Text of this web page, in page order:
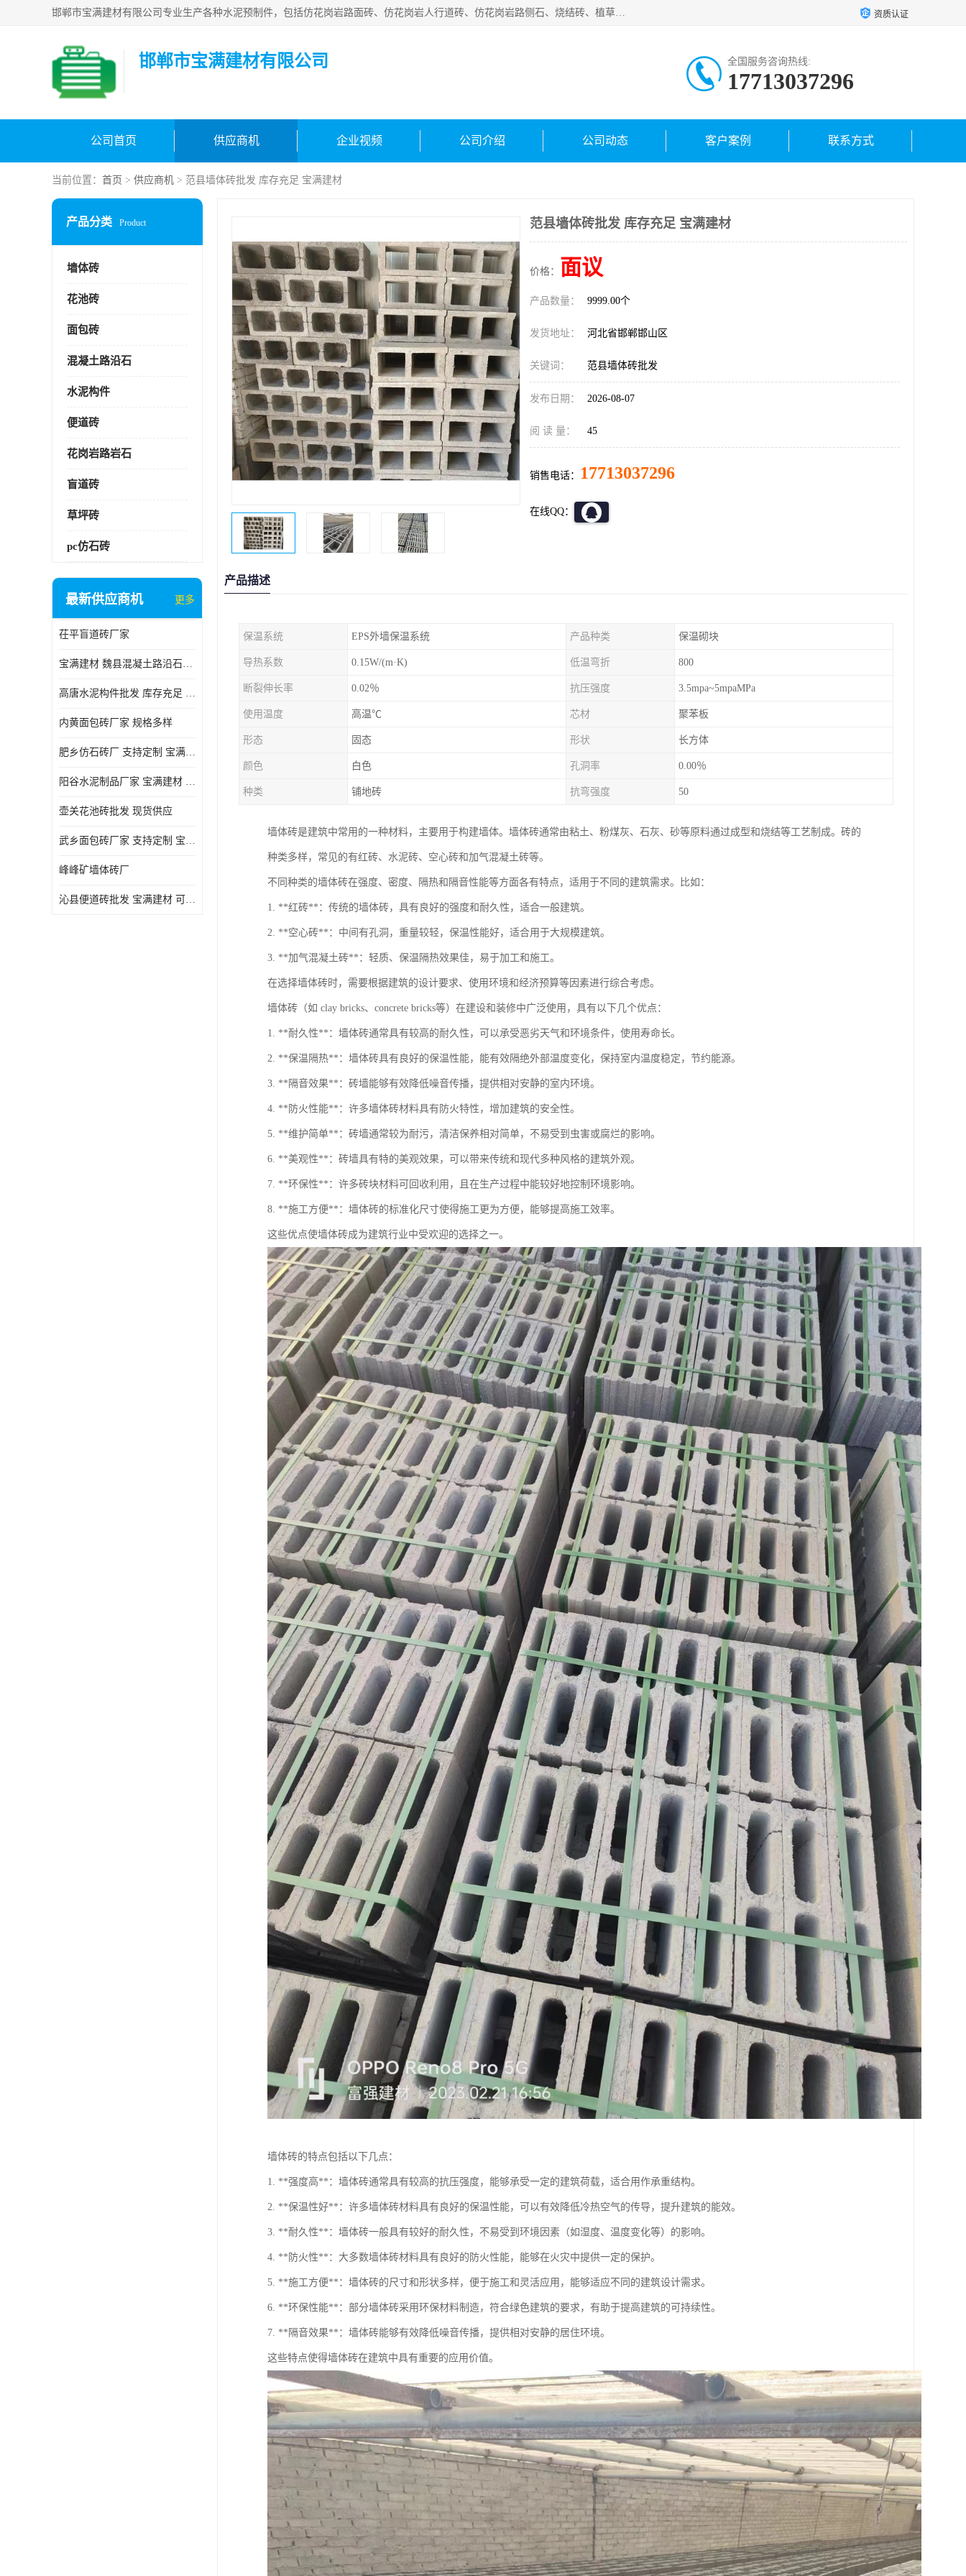
邯郸市宝满建材有限公司专业生产各种水泥预制件，包括仿花岗岩路面砖、仿花岗岩人行道砖、仿花岗岩路侧石、烧结砖、植草砖、码头砖连锁块、仿花岗岩路侧石、沙井盖、水泥盖板等各种水泥制品 资质认证
邯郸市宝满建材有限公司 全国服务咨询热线:
17713037296
公司首页 供应商机 企业视频 公司介绍 公司动态 客户案例 联系方式
当前位置： 首页 > 供应商机 > 范县墙体砖批发 库存充足 宝满建材
产品分类 Product
墙体砖
花池砖
面包砖
混凝土路沿石
水泥构件
便道砖
花岗岩路岩石
盲道砖
草坪砖
pc仿石砖
最新供应商机 更多
茌平盲道砖厂家
宝满建材 魏县混凝土路沿石批发
高唐水泥构件批发 库存充足 宝满建材
内黄面包砖厂家 规格多样
肥乡仿石砖厂 支持定制 宝满建材
‌阳谷水泥制品厂家 宝满建材 支持定制
壶关花池砖批发 现货供应
武乡面包砖厂家 支持定制 宝满建材
峰峰矿墙体砖厂
沁县便道砖批发 宝满建材 可定制
范县墙体砖批发 库存充足 宝满建材
价格： 面议
产品数量： 9999.00个
发货地址： 河北省邯郸邯山区
关键词： 范县墙体砖批发
发布日期： 2026-08-07
阅 读 量： 45
销售电话： 17713037296
在线QQ：
产品描述
保温系统 EPS外墙保温系统 产品种类 保温砌块
导热系数 0.15W/(m·K) 低温弯折 800
断裂伸长率 0.02％ 抗压强度 3.5mpa~5mpaMPa
使用温度 高温℃ 芯材 聚苯板
形态 固态 形状 长方体
颜色 白色 孔洞率 0.00％
种类 铺地砖 抗弯强度 50
墙体砖是建筑中常用的一种材料，主要用于构建墙体。墙体砖通常由粘土、粉煤灰、石灰、砂等原料通过成型和烧结等工艺制成。砖的
种类多样，常见的有红砖、水泥砖、空心砖和加气混凝土砖等。
不同种类的墙体砖在强度、密度、隔热和隔音性能等方面各有特点，适用于不同的建筑需求。比如：
1. **红砖**：传统的墙体砖，具有良好的强度和耐久性，适合一般建筑。
2. **空心砖**：中间有孔洞，重量较轻，保温性能好，适合用于大规模建筑。
3. **加气混凝土砖**：轻质、保温隔热效果佳，易于加工和施工。
在选择墙体砖时，需要根据建筑的设计要求、使用环境和经济预算等因素进行综合考虑。
墙体砖（如 clay bricks、concrete bricks等）在建设和装修中广泛使用，具有以下几个优点：
1. **耐久性**：墙体砖通常具有较高的耐久性，可以承受恶劣天气和环境条件，使用寿命长。
2. **保温隔热**：墙体砖具有良好的保温性能，能有效隔绝外部温度变化，保持室内温度稳定，节约能源。
3. **隔音效果**：砖墙能够有效降低噪音传播，提供相对安静的室内环境。
4. **防火性能**：许多墙体砖材料具有防火特性，增加建筑的安全性。
5. **维护简单**：砖墙通常较为耐污，清洁保养相对简单，不易受到虫害或腐烂的影响。
6. **美观性**：砖墙具有特的美观效果，可以带来传统和现代多种风格的建筑外观。
7. **环保性**：许多砖块材料可回收利用，且在生产过程中能较好地控制环境影响。
8. **施工方便**：墙体砖的标准化尺寸使得施工更为方便，能够提高施工效率。
这些优点使墙体砖成为建筑行业中受欢迎的选择之一。
墙体砖的特点包括以下几点：
1. **强度高**：墙体砖通常具有较高的抗压强度，能够承受一定的建筑荷载，适合用作承重结构。
2. **保温性好**：许多墙体砖材料具有良好的保温性能，可以有效降低冷热空气的传导，提升建筑的能效。
3. **耐久性**：墙体砖一般具有较好的耐久性，不易受到环境因素（如湿度、温度变化等）的影响。
4. **防火性**：大多数墙体砖材料具有良好的防火性能，能够在火灾中提供一定的保护。
5. **施工方便**：墙体砖的尺寸和形状多样，便于施工和灵活应用，能够适应不同的建筑设计需求。
6. **环保性能**：部分墙体砖采用环保材料制造，符合绿色建筑的要求，有助于提高建筑的可持续性。
7. **隔音效果**：墙体砖能够有效降低噪音传播，提供相对安静的居住环境。
这些特点使得墙体砖在建筑中具有重要的应用价值。